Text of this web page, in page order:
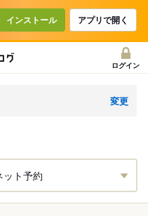
インストール アプリで開く
ログイン
変更
ット予約